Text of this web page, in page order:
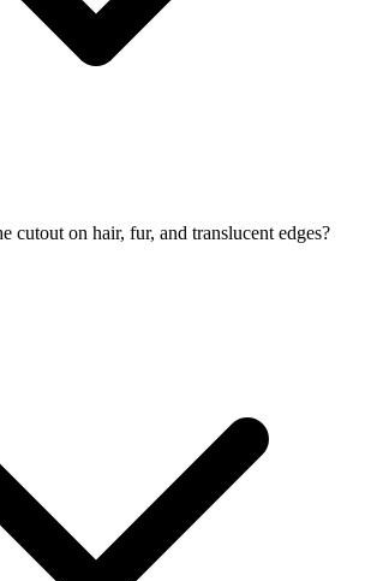
cutout on hair, fur, and translucent edges?